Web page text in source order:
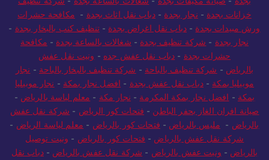
خزانات بجدة - نجار بجدة - دباب نقل اثاث بجدة - مكافحة حشرات
ورش مبيدات بجدة -دباب نقل اغراض بجدة -تنظيف كنب بالبخار بجدة -
نجار بجدة - شركة تنظيف بجدة - شغالات بالساعة بجدة - مكافحة
حشرات بجدة - دباب نقل عفش جده - ونيت نقل عفش
بالرياض - شركة تنظيف بالباحة - شركة تنظيف بالبخار بالباحة - نجار
موبيليا بمكة -دباب نقل عفش بجدة - افضل نجار بمكة - نجار موبيليا
بمكة - افضل نجار بمكة المكرمة - نجار مكة - معلم لياسة بالرياض -
صيانة افران الغاز بحفر الباطن - فتحات كور الرياض - شركة نقل عفش
بالرياض - مليس بالرياض - فتحات كور بالرياض - معلم لياسة الرياض -
شركة نقل عفش بالرياض - فتحات كور بالرياض - ونيت توصيل
بالرياض - ونيت عفش بالرياض - شركة نقل عفش بالرياض -دباب نقل